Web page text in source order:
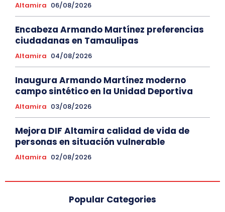
Altamira 06/08/2026
Encabeza Armando Martínez preferencias
ciudadanas en Tamaulipas
Altamira 04/08/2026
Inaugura Armando Martínez moderno
campo sintético en la Unidad Deportiva
Altamira 03/08/2026
Mejora DIF Altamira calidad de vida de
personas en situación vulnerable
Altamira 02/08/2026
Popular Categories